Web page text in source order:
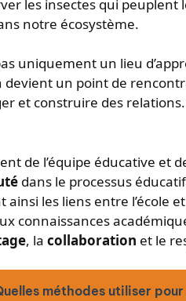
les insectes qui peuplent
notre écosystème.
uniquement un lieu
devient un point de
et construire des
de l’équipe éducative et
dans le processus
les liens entre l’école
connaissances
, la collaboration et le
méthodes utiliser